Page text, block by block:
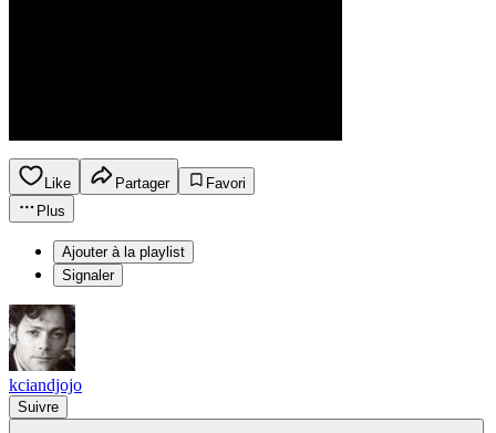
Like Partager
Favori
Plus
Ajouter à la playlist
Signaler
kciandjojo
Suivre